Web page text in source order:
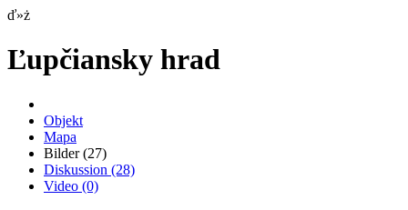
ď»ż
Ľupčiansky hrad
Objekt
Mapa
Bilder(27)
Diskussion (28)
Video (0)